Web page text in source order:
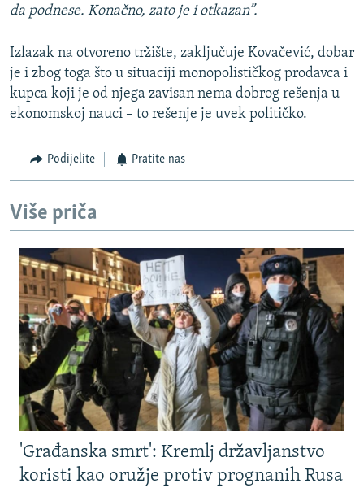
da podnese. Konačno, zato je i otkazan”.
Izlazak na otvoreno tržište, zaključuje Kovačević, dobar
je i zbog toga što u situaciji monopolističkog prodavca i
kupca koji je od njega zavisan nema dobrog rešenja u
ekonomskoj nauci – to rešenje je uvek političko.
Podijelite Pratite nas
Više priča
'Građanska smrt': Kremlj državljanstvo
koristi kao oružje protiv prognanih Rusa